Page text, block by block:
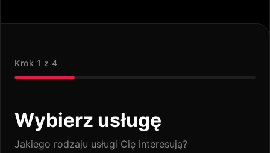
Krok 1 z 4
Wybierz usługę
Jakiego rodzaju usługi Cię interesują?